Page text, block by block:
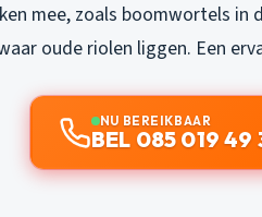
mee, zoals boomwortels in
oude riolen liggen. Een
NU BEREIKBAAR
BEL 085 019 49